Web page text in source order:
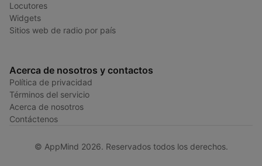
Locutores
Widgets
Sitios web de radio por país
Acerca de nosotros y contactos
Política de privacidad
Términos del servicio
Acerca de nosotros
Contáctenos
© AppMind 2026. Reservados todos los derechos.